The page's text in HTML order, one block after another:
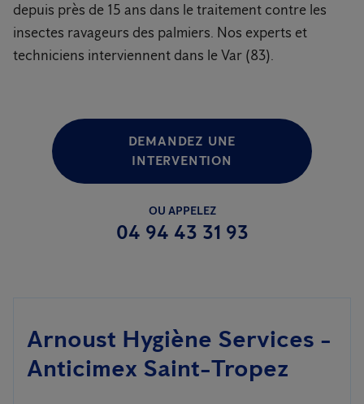
depuis près de 15 ans dans le traitement contre les
insectes ravageurs des palmiers. Nos experts et
techniciens interviennent dans le Var (83).
DEMANDEZ UNE
INTERVENTION
OU APPELEZ
04 94 43 31 93
Arnoust Hygiène Services -
Anticimex Saint-Tropez